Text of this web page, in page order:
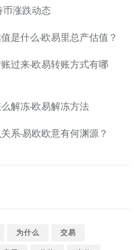
币涨跌动态
是什么-欧易里总产估值？
过来-欧易转账方式有哪
解冻-欧易解冻方法
系-易欧欧意有何渊源？
为什么
交易